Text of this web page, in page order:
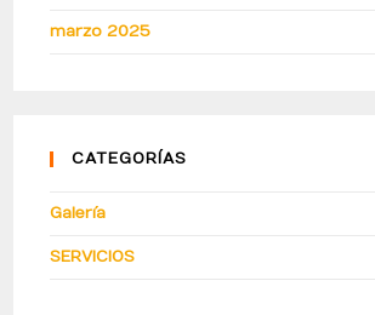
marzo 2025
CATEGORÍAS
Galería
SERVICIOS